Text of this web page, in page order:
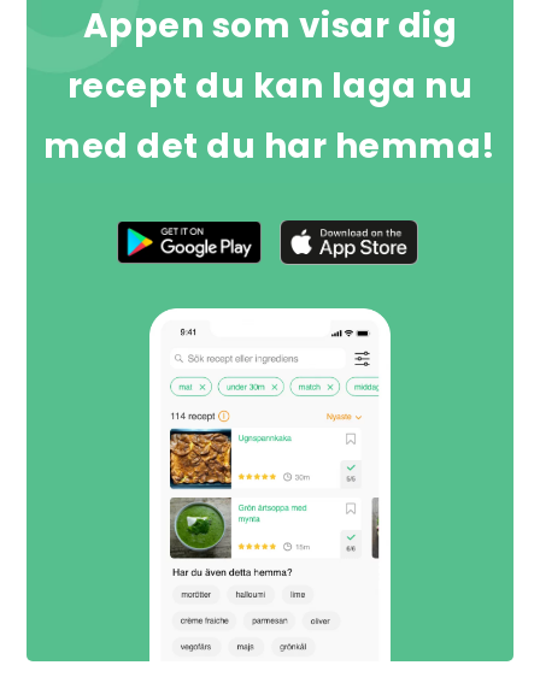
Appen som visar dig
recept du kan laga nu
med det du har hemma!